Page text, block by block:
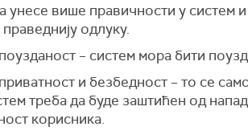
унесе више правичности у систем
одлуку.
– систем мора бити
и безбедност – то се
треба да буде заштићен од
корисника.